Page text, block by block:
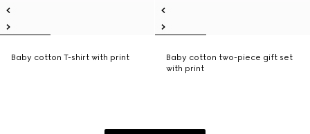
Baby cotton T-shirt with print
Baby cotton two-piece gift set
with print